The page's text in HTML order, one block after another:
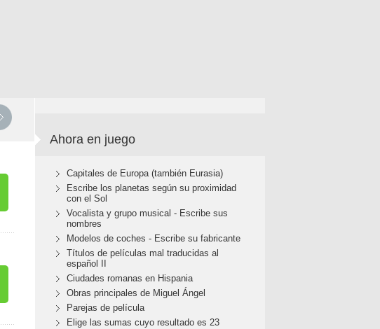
Ahora en juego
Capitales de Europa (también Eurasia)
Escribe los planetas según su proximidad
con el Sol
Vocalista y grupo musical - Escribe sus
nombres
Modelos de coches - Escribe su fabricante
Títulos de películas mal traducidas al
español II
Ciudades romanas en Hispania
Obras principales de Miguel Ángel
Parejas de película
Elige las sumas cuyo resultado es 23